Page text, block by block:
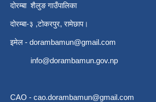
दोरम्बा शैलुङ गाउँपालिका
दोरम्बा-३ ,टोकरपुर, रामेछाप।
इमेल - dorambamun@gmail.com
info@dorambamun.gov.np
CAO - cao.dorambamun@gmail.com